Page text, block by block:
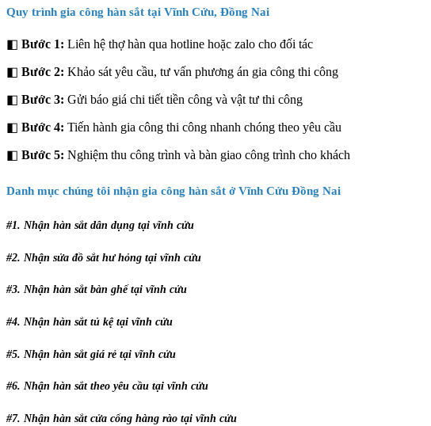
Quy trình gia công hàn sắt tại Vĩnh Cửu, Đồng Nai
◧ Bước 1: Liên hệ thợ hàn qua hotline hoặc zalo cho đối tác
◧ Bước 2: Khảo sát yêu cầu, tư vấn phương án gia công thi công
◧ Bước 3: Gửi báo giá chi tiết tiền công và vật tư thi công
◧ Bước 4: Tiến hành gia công thi công nhanh chóng theo yêu cầu
◧ Bước 5: Nghiệm thu công trình và bàn giao công trình cho khách
Danh mục chúng tôi nhận gia công hàn sắt ở Vĩnh Cửu Đồng Nai
#1. Nhận hàn sắt dân dụng tại vĩnh cửu
#2. Nhận sửa đồ sắt hư hỏng tại vĩnh cửu
#3. Nhận hàn sắt bàn ghế tại vĩnh cửu
#4. Nhận hàn sắt tủ kệ tại vĩnh cửu
#5. Nhận hàn sắt giá rẻ tại vĩnh cửu
#6. Nhận hàn sắt theo yêu cầu tại vĩnh cửu
#7. Nhận hàn sắt cửa cổng hàng rào tại vĩnh cửu